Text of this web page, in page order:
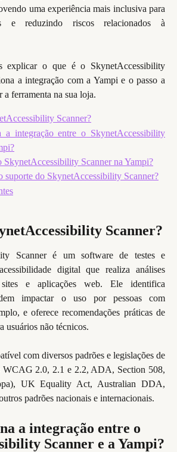
uma experiência mais inclusiva para
e reduzindo riscos relacionados à
explicar o que é o SkynetAccessibility
a integração com a Yampi e o passo a
a ferramenta na sua loja.
Scanner?
a integração entre o SkynetAccessibility
SkynetAccessibility Scanner na Yampi?
suporte do SkynetAccessibility Scanner?
Scanner?
Scanner é um software de testes e
digital que realiza análises
sites e aplicações web. Ele identifica
impactar o uso por pessoas com
e oferece recomendações práticas de
usuários não técnicos.
com diversos padrões e legislações de
WCAG 2.0, 2.1 e 2.2, ADA, Section 508,
UK Equality Act, Australian DDA,
padrões nacionais e internacionais.
a integração entre o
Scanner e a Yampi?